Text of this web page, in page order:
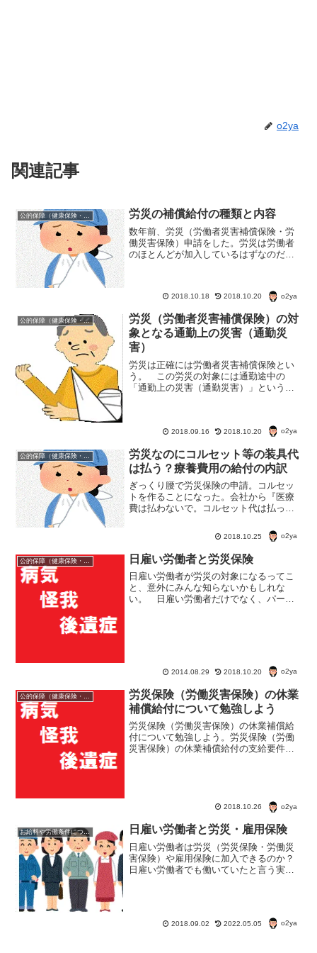
o2ya
関連記事
公的保障（健康保険・年金・雇用保険・生活保護・災害時の補償） 労災の補償給付の種類と内容
数年前、労災（労働者災害補償保険・労
働災害保険）申請をした。労災は労働者
のほとんどが加入しているはずなのだ
容を再確認してみよう。
2018.10.18 2018.10.20 o2ya
公的保障（健康保険・年金・雇用保険・生活保護・災害時の補償）
労災（労働者災害補償保険）の対
象となる通勤上の災害（通勤災
害）
労災は正確には労働者災害補償保険とい
う。 この労災の対象には通勤途中の
「通勤上の災害（通勤災害）」というも
害は基本的には、住まい...
2018.09.16 2018.10.20 o2ya
公的保障（健康保険・年金・雇用保険・生活保護・災害時の補償）
労災なのにコルセット等の装具代
は払う？療養費用の給付の内訳
ぎっくり腰で労災保険の申請。コルセッ
トを作ることになった。会社から『医療
費は払わないで。コルセット代は払って
具はいったん自費で払えって話。病院で
装具を作ってもらっても『いったん自費
なんだ？』なぜだろう？
2018.10.25 o2ya
日雇い労働者と労災保険
日雇い労働者が労災の対象になるってこ
と、意外にみんな知らないかもしれな
い。 日雇い労働者だけでなく、パート
2014.08.29 2018.10.20 o2ya
労災保険（労働災害保険）の休業
補償給付について勉強しよう
労災保険（労働災害保険）の休業補償給
付について勉強しよう。労災保険（労働
災害保険）の休業補償給付の支給要件
2018.10.26 o2ya
お給料や労働条件について知ろう 日雇い労働者と労災・雇用保険
日雇い労働者は労災（労災保険・労働災
害保険）や雇用保険に加入できるのか？
日雇い労働者でも働いていたと言う実態
2018.09.02 2022.05.05 o2ya